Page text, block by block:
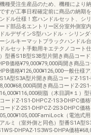
種受注生産品のため、機種により
すが工事日程確定前に商品の納期
ドル仕様！窓ハンドルセット、シ
ド部品名エントリー区分室外側室
ルデザインS型ハンドル・シリン
シルキーマットブラックハンドル
ルセット手動用キエテクノコート
型番S1B型S3B型片開き商品コー
価格¥79,000¥79,000両開き商品
価格¥126,000¥126,000一般仕様
型S3A型片開き商品コードZ-
両開き商品コードZ-
樹脂（木目調※１）
ードZ-1S1-DHPCZ-1S3-DHPC価
ードZ-2S1-DHPCZ-2S3-DHPC価格
（電池式
ルミ（室外側と同色）型番S1A型
DHPAZ-1S3WS-DHPA価格